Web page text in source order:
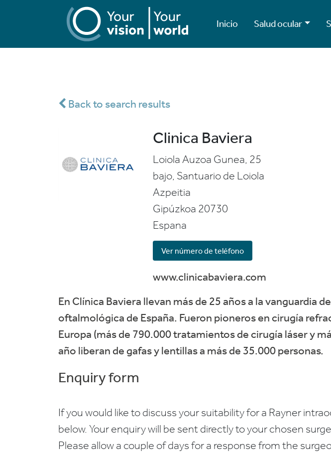
Inicio Salud ocular
Back to search results
Clinica Baviera
Loiola Auzoa Gunea, 25
bajo, Santuario de Loiola
Azpeitia
Gipúzkoa 20730
Espana
Ver número de teléfono
www.clinicabaviera.com
En Clínica Baviera llevan más de 25 años a la vanguardia
oftalmológica de España. Fueron pioneros en cirugía
Europa (más de 790.000 tratamientos de cirugía láser y
año liberan de gafas y lentillas a más de 35.000 personas.
Enquiry form
If you would like to discuss your suitability for a Rayner
below. Your enquiry will be sent directly to your chosen
Please allow a couple of days for a response from the